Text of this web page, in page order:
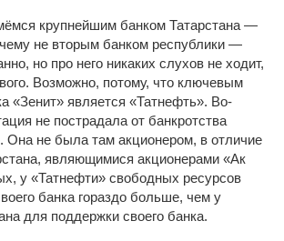
крупнейшим банком Татарстана —
не вторым банком республики —
но про него никаких слухов не ходит,
Возможно, потому, что ключевым
«Зенит» является «Татнефть». Во-
не пострадала от банкротства
Она не была там акционером, в отличие
являющимися акционерами «Ак
у «Татнефти» свободных ресурсов
банка гораздо больше, чем у
для поддержки своего банка.